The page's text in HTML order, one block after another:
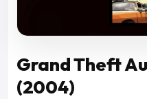
Grand Theft
(2004)